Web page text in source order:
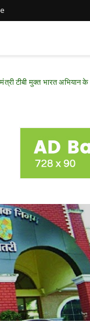
भारत अभियान के तहत